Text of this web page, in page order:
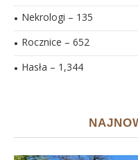
Nekrologi – 135
Rocznice – 652
Hasła – 1,344